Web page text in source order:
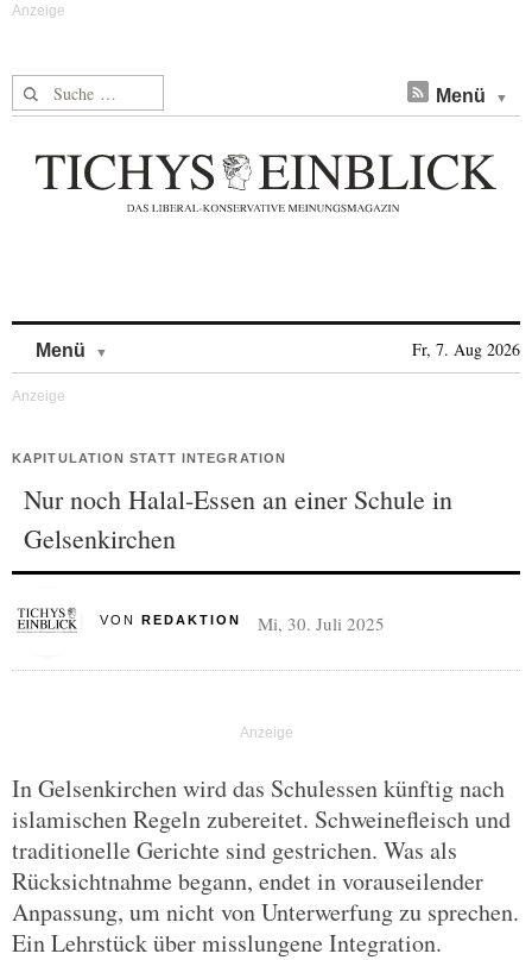
Suche nach: Menü
Menü Fr, 7. Aug 2026
KAPITULATION STATT INTEGRATION
Nur noch Halal-Essen an einer Schule in
Gelsenkirchen
VON REDAKTION Mi, 30. Juli 2025
In Gelsenkirchen wird das Schulessen künftig nach
islamischen Regeln zubereitet. Schweinefleisch und
traditionelle Gerichte sind gestrichen. Was als
Rücksichtnahme begann, endet in vorauseilender
Anpassung, um nicht von Unterwerfung zu sprechen.
Ein Lehrstück über misslungene Integration.